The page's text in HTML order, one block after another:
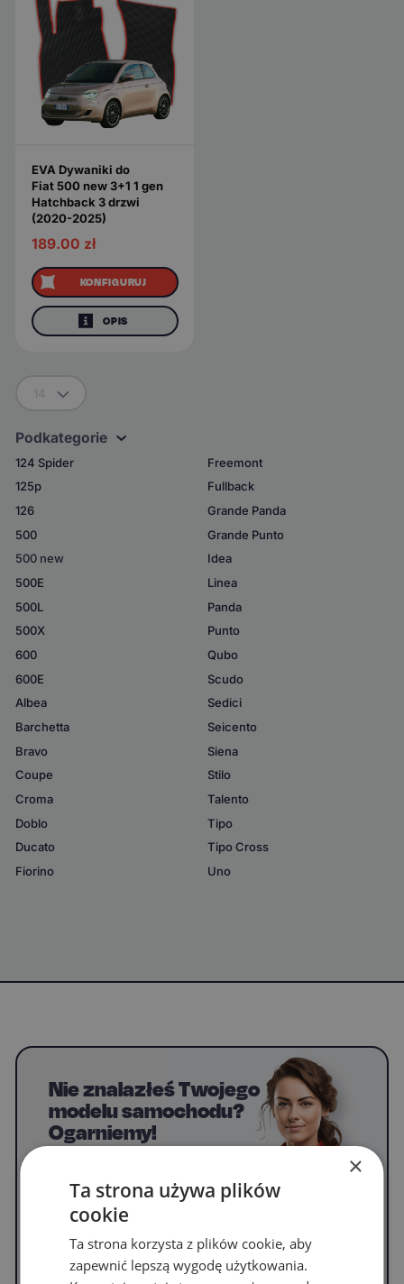
EVA Dywaniki do
Fiat 500 new 3+1 1 gen
Hatchback 3 drzwi
(2020-2025)
189.00 zł
KONFIGURUJ
OPIS
Podkategorie
124 Spider
125p
126
500
500 new
500E
500L
500X
600
600E
Albea
Barchetta
Bravo
Coupe
Croma
Doblo
Ducato
Fiorino
Freemont
Fullback
Grande Panda
Grande Punto
Idea
Linea
Panda
Punto
Qubo
Scudo
Sedici
Seicento
Siena
Stilo
Talento
Tipo
Tipo Cross
Uno
Nie znalazłeś Twojego
modelu samochodu?
Ogarniemy!
WYPEŁNIJ FORMULARZ
×
Ta strona używa plików
cookie
Ta strona korzysta z plików cookie, aby
zapewnić lepszą wygodę użytkowania.